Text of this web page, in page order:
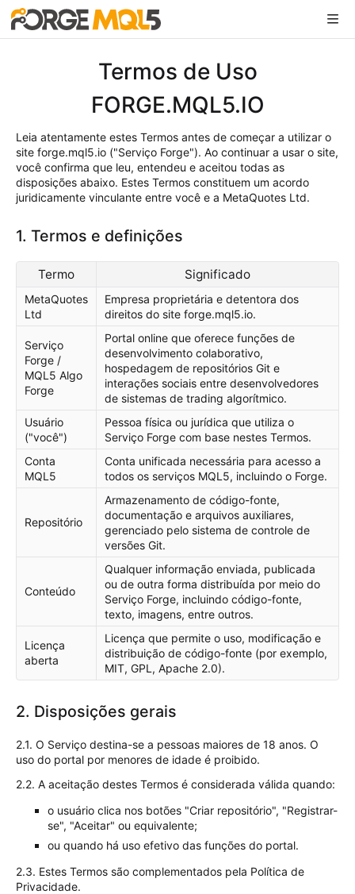
Termos de Uso
FORGE.MQL5.IO
Leia atentamente estes Termos antes de começar a utilizar o
site forge.mql5.io ("Serviço Forge"). Ao continuar a usar o site,
você confirma que leu, entendeu e aceitou todas as
disposições abaixo. Estes Termos constituem um acordo
juridicamente vinculante entre você e a MetaQuotes Ltd.
1. Termos e definições
Termo Significado
MetaQuotes
Ltd
Empresa proprietária e detentora dos
direitos do site forge.mql5.io.
Serviço
Forge /
MQL5 Algo
Forge
Portal online que oferece funções de
desenvolvimento colaborativo,
hospedagem de repositórios Git e
interações sociais entre desenvolvedores
de sistemas de trading algorítmico.
Usuário
("você")
Pessoa física ou jurídica que utiliza o
Serviço Forge com base nestes Termos.
Conta
MQL5
Conta unificada necessária para acesso a
todos os serviços MQL5, incluindo o Forge.
Repositório
Armazenamento de código-fonte,
documentação e arquivos auxiliares,
gerenciado pelo sistema de controle de
versões Git.
Conteúdo
Qualquer informação enviada, publicada
ou de outra forma distribuída por meio do
Serviço Forge, incluindo código-fonte,
texto, imagens, entre outros.
Licença
aberta
Licença que permite o uso, modificação e
distribuição de código-fonte (por exemplo,
MIT, GPL, Apache 2.0).
2. Disposições gerais
2.1. O Serviço destina-se a pessoas maiores de 18 anos. O
uso do portal por menores de idade é proibido.
2.2. A aceitação destes Termos é considerada válida quando:
o usuário clica nos botões "Criar repositório", "Registrar-
se", "Aceitar" ou equivalente;
ou quando há uso efetivo das funções do portal.
2.3. Estes Termos são complementados pela Política de
Privacidade.